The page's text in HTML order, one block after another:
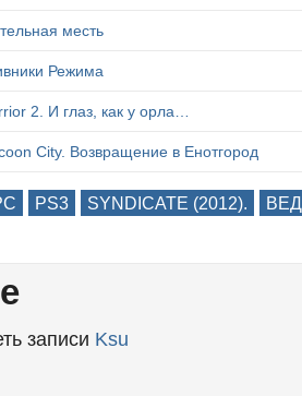
месть
Режима
2. И глаз, как у орла…
City. Возвращение в Енотгород
PS3 SYNDICATE (2012).
записи Ksu